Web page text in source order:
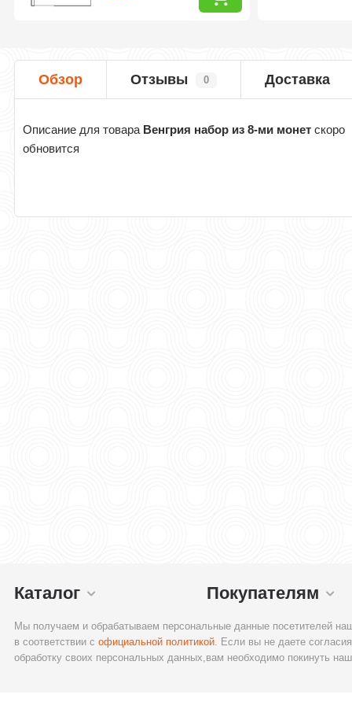
Обзор Отзывы 0 Доставка
Описание для товара Венгрия набор из 8-ми монет скоро
обновится
Каталог Покупателям
Мы получаем и обрабатываем персональные данные посетителей
в соответствии софициальной политикой. Если вы не даете
обработку своих персональных данных,вам необходимо покинуть